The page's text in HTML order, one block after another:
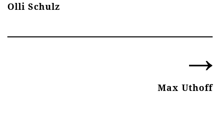
Olli Schulz
Max Uthoff